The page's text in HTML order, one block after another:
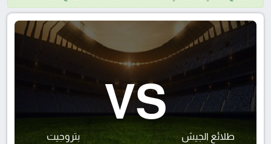
طلائع الجيش
VS
بتروجيت